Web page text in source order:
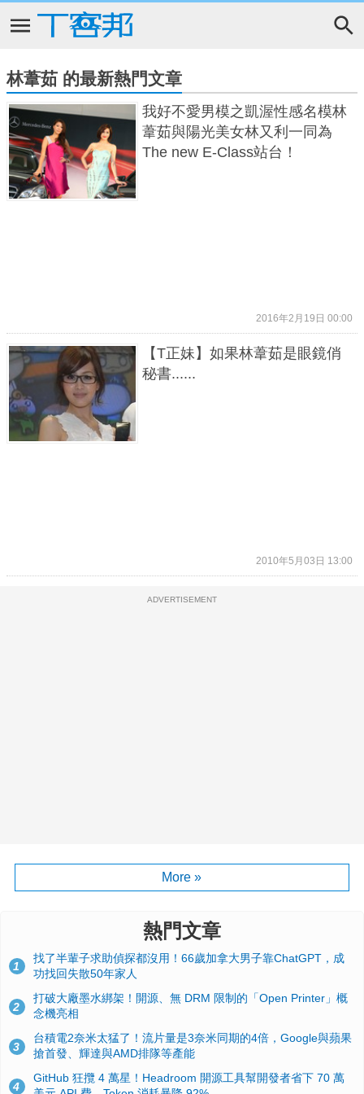
林葦茹 的最新熱門文章
我好不愛男模之凱渥性感名模林
葦茹與陽光美女林又利一同為
The new E-Class站台！
2016年2月19日 00:00
【T正妹】如果林葦茹是眼鏡俏
秘書......
2010年5月03日 13:00
ADVERTISEMENT
More »
熱門文章
1
找了半輩子求助偵探都沒用！66歲加拿大男子靠ChatGPT，成
功找回失散50年家人
2
打破大廠墨水綁架！開源、無 DRM 限制的「Open Printer」概
念機亮相
3
台積電2奈米太猛了！流片量是3奈米同期的4倍，Google與蘋果
搶首發、輝達與AMD排隊等產能
4
GitHub 狂攬 4 萬星！Headroom 開源工具幫開發者省下 70 萬